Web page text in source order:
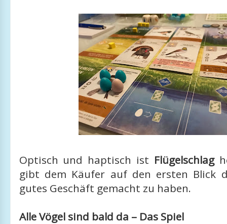
Optisch und haptisch ist Flügelschlag
gibt dem Käufer auf den ersten Blick
gutes Geschäft gemacht zu haben.
Alle Vögel sind bald da – Das Spiel